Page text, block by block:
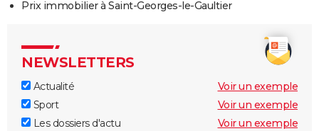
Prix immobilier à Saint-Georges-le-Gaultier
NEWSLETTERS
Actualité
Voir un exemple
Sport
Voir un exemple
Les dossiers d'actu
Voir un exemple